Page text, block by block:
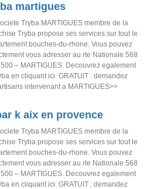
martigues
Tryba MARTIGUES membre de la
Tryba propose ses services sur tout le
bouches-du-rhone. Vous pouvez
vous adresser au rte Nationale 568
– MARTIGUES. Decouvrez egalement
en cliquant ici. GRATUIT : demandez
intervenant a MARTIGUES>>
k aix en provence
Tryba MARTIGUES membre de la
Tryba propose ses services sur tout le
bouches-du-rhone. Vous pouvez
vous adresser au rte Nationale 568
– MARTIGUES. Decouvrez egalement
en cliquant ici. GRATUIT : demandez